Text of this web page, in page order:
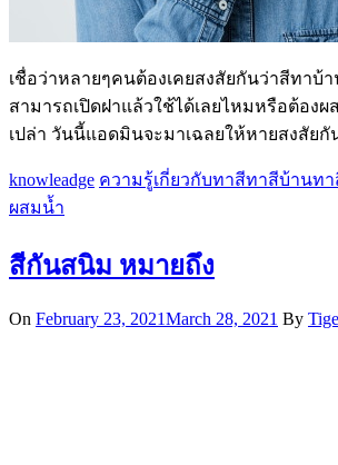
เชื่อว่าหลายๆคนต้องเคยสงสัยกันว่าสีทาบ้
สามารถเปิดฝาแล้วใช้ได้เลยไหมหรือต้อง
เปล่า วันนี้แอดมินจะมาเฉลยให้หายสงสัยกั
knowleadge ความรู้เกี่ยวกับทาสีทาสีบ้านทา
ผสมน้ำ
สีกันสนิม หมายถึง
On February 23, 2021March 28, 2021 By